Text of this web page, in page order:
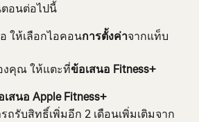
อนต่อไปนี้
ให้เลือกไอคอนการตั้งค่าจากแท็บ
งคุณ ให้แตะที่ข้อเสนอ Fitness+
สนอ Apple Fitness+
ถรับสิทธิ์เพิ่มอีก 2 เดือนเพิ่มเติมจาก